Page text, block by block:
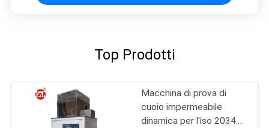
Top Prodotti
Macchina di prova di
cuoio impermeabile
dinamica per l'iso 20344